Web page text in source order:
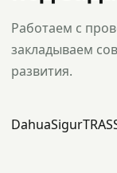
Работаем с
закладываем
развития.
DahuaSigur